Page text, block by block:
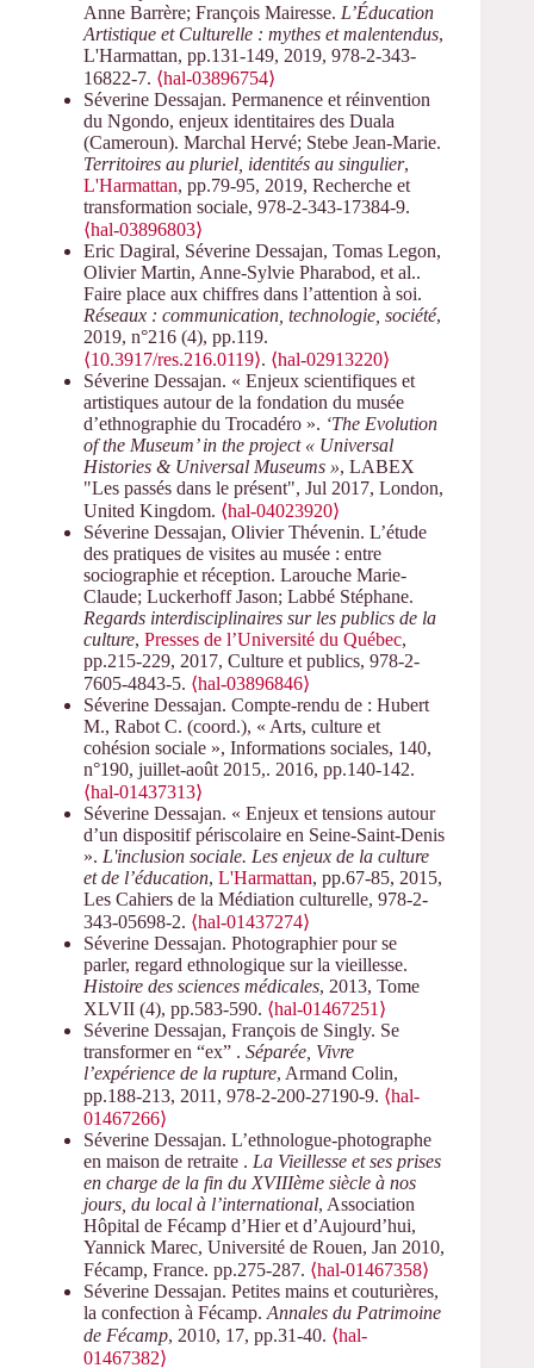
Anne Barrère; François Mairesse. L’Éducation
Artistique et Culturelle : mythes et malentendus,
L'Harmattan, pp.131-149, 2019, 978-2-343-
16822-7. ⟨hal-03896754⟩
Séverine Dessajan. Permanence et réinvention
du Ngondo, enjeux identitaires des Duala
(Cameroun). Marchal Hervé; Stebe Jean-Marie.
Territoires au pluriel, identités au singulier,
L'Harmattan, pp.79-95, 2019, Recherche et
transformation sociale, 978-2-343-17384-9.
⟨hal-03896803⟩
Eric Dagiral, Séverine Dessajan, Tomas Legon,
Olivier Martin, Anne-Sylvie Pharabod, et al..
Faire place aux chiffres dans l’attention à soi.
Réseaux : communication, technologie, société,
2019, n°216 (4), pp.119.
⟨10.3917/res.216.0119⟩. ⟨hal-02913220⟩
Séverine Dessajan. « Enjeux scientifiques et
artistiques autour de la fondation du musée
d’ethnographie du Trocadéro ». ‘The Evolution
of the Museum’ in the project « Universal
Histories & Universal Museums », LABEX
"Les passés dans le présent", Jul 2017, London,
United Kingdom. ⟨hal-04023920⟩
Séverine Dessajan, Olivier Thévenin. L’étude
des pratiques de visites au musée : entre
sociographie et réception. Larouche Marie-
Claude; Luckerhoff Jason; Labbé Stéphane.
Regards interdisciplinaires sur les publics de la
culture, Presses de l’Université du Québec,
pp.215-229, 2017, Culture et publics, 978-2-
7605-4843-5. ⟨hal-03896846⟩
Séverine Dessajan. Compte-rendu de : Hubert
M., Rabot C. (coord.), « Arts, culture et
cohésion sociale », Informations sociales, 140,
n°190, juillet-août 2015,. 2016, pp.140-142.
⟨hal-01437313⟩
Séverine Dessajan. « Enjeux et tensions autour
d’un dispositif périscolaire en Seine-Saint-Denis
». L'inclusion sociale. Les enjeux de la culture
et de l’éducation, L'Harmattan, pp.67-85, 2015,
Les Cahiers de la Médiation culturelle, 978-2-
343-05698-2. ⟨hal-01437274⟩
Séverine Dessajan. Photographier pour se
parler, regard ethnologique sur la vieillesse.
Histoire des sciences médicales, 2013, Tome
XLVII (4), pp.583-590. ⟨hal-01467251⟩
Séverine Dessajan, François de Singly. Se
transformer en “ex” . Séparée, Vivre
l’expérience de la rupture, Armand Colin,
pp.188-213, 2011, 978-2-200-27190-9. ⟨hal-
01467266⟩
Séverine Dessajan. L’ethnologue-photographe
en maison de retraite . La Vieillesse et ses prises
en charge de la fin du XVIIIème siècle à nos
jours, du local à l’international, Association
Hôpital de Fécamp d’Hier et d’Aujourd’hui,
Yannick Marec, Université de Rouen, Jan 2010,
Fécamp, France. pp.275-287. ⟨hal-01467358⟩
Séverine Dessajan. Petites mains et couturières,
la confection à Fécamp. Annales du Patrimoine
de Fécamp, 2010, 17, pp.31-40. ⟨hal-
01467382⟩